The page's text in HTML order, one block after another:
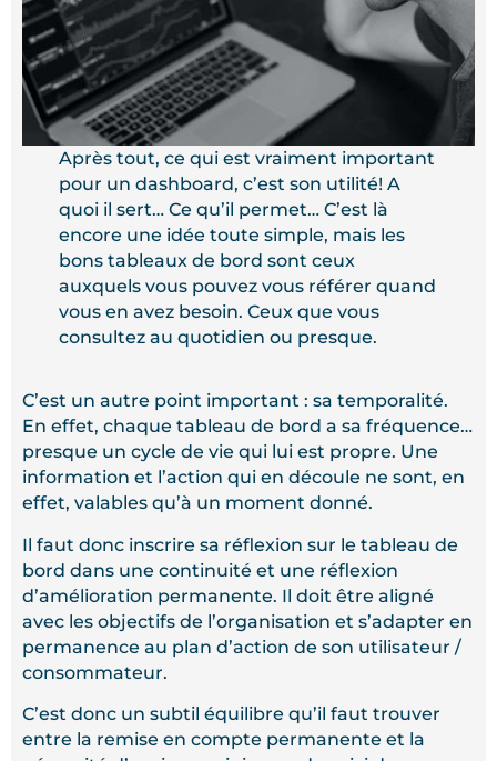
Après tout, ce qui est vraiment important
pour un dashboard, c’est son utilité! A
quoi il sert… Ce qu’il permet… C’est là
encore une idée toute simple, mais les
bons tableaux de bord sont ceux
auxquels vous pouvez vous référer quand
vous en avez besoin. Ceux que vous
consultez au quotidien ou presque.
C’est un autre point important : sa temporalité.
En effet, chaque tableau de bord a sa fréquence…
presque un cycle de vie qui lui est propre. Une
information et l’action qui en découle ne sont, en
effet, valables qu’à un moment donné.
Il faut donc inscrire sa réflexion sur le tableau de
bord dans une continuité et une réflexion
d’amélioration permanente. Il doit être aligné
avec les objectifs de l’organisation et s’adapter en
permanence au plan d’action de son utilisateur /
consommateur.
C’est donc un subtil équilibre qu’il faut trouver
entre la remise en compte permanente et la